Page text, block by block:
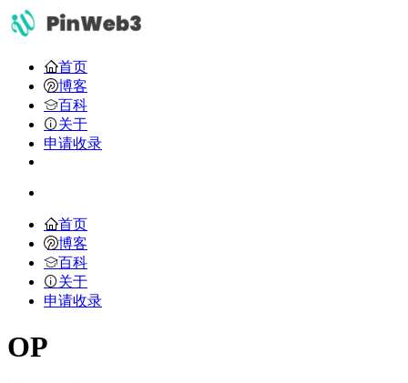
首页
博客
百科
关于
申请收录
首页
博客
百科
关于
申请收录
OP